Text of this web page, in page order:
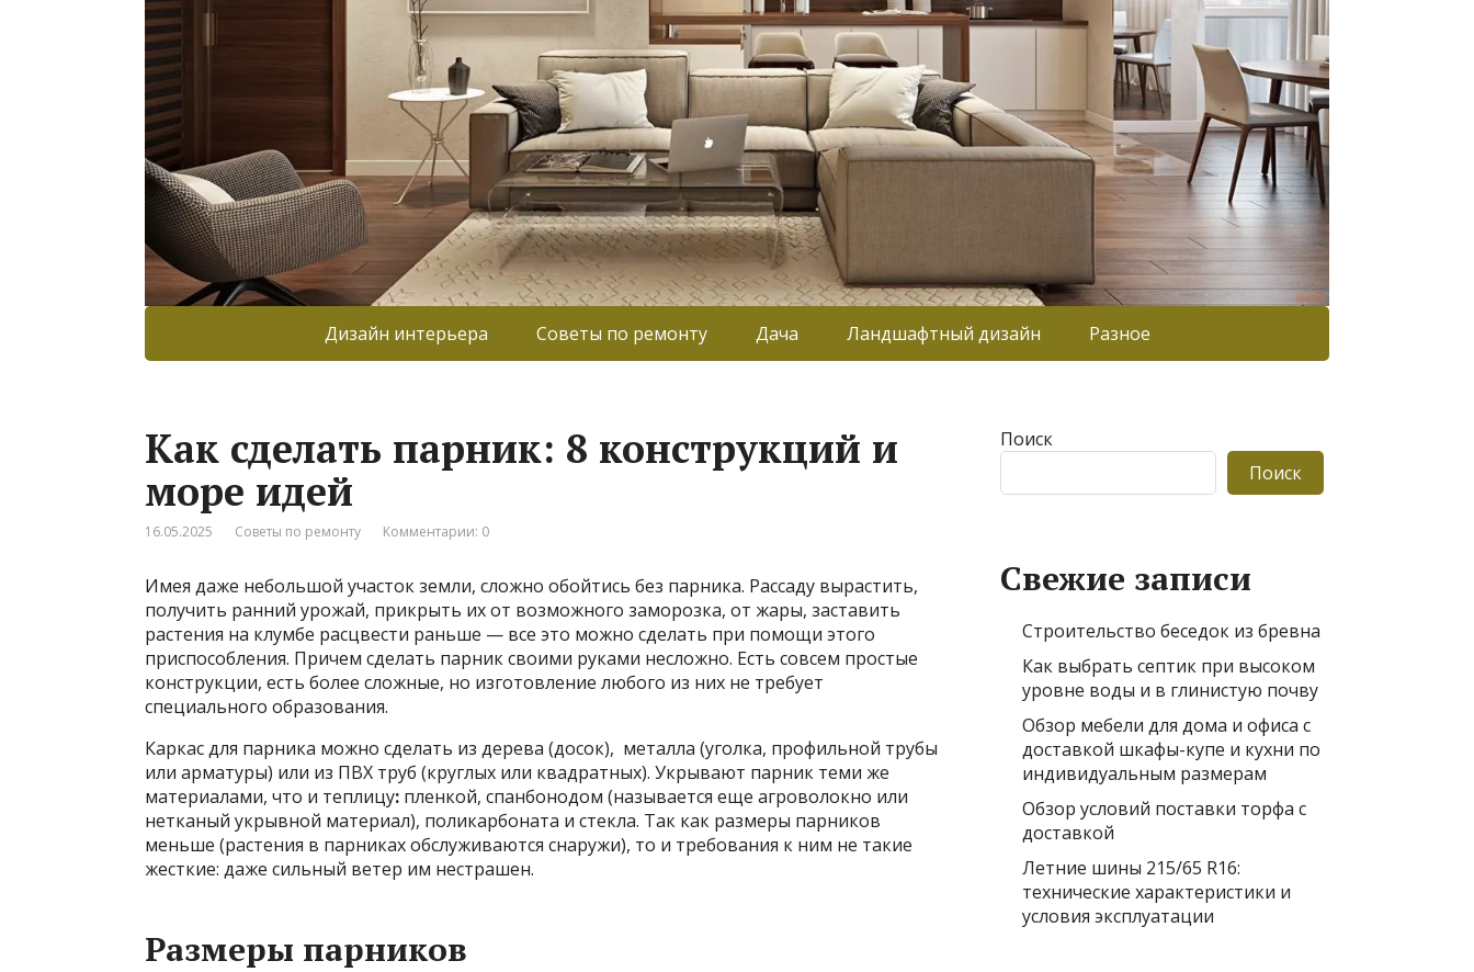
Дизайн интерьера Советы по ремонту Дача Ландшафтный дизайн Разное
Как сделать парник: 8 конструкций и
море идей
16.05.2025 Советы по ремонту Комментарии: 0
Имея даже небольшой участок земли, сложно обойтись без парника. Рассаду вырастить,
получить ранний урожай, прикрыть их от возможного заморозка, от жары, заставить
растения на клумбе расцвести раньше — все это можно сделать при помощи этого
приспособления. Причем сделать парник своими руками несложно. Есть совсем простые
конструкции, есть более сложные, но изготовление любого из них не требует
специального образования.
Каркас для парника можно сделать из дерева (досок), металла (уголка, профильной трубы
или арматуры) или из ПВХ труб (круглых или квадратных). Укрывают парник теми же
материалами, что и теплицу: пленкой, спанбонодом (называется еще агроволокно или
нетканый укрывной материал), поликарбоната и стекла. Так как размеры парников
меньше (растения в парниках обслуживаются снаружи), то и требования к ним не такие
жесткие: даже сильный ветер им нестрашен.
Размеры парников
Поиск
Поиск
Свежие записи
Строительство беседок из бревна
Как выбрать септик при высоком
уровне воды и в глинистую почву
Обзор мебели для дома и офиса с
доставкой шкафы-купе и кухни по
индивидуальным размерам
Обзор условий поставки торфа с
доставкой
Летние шины 215/65 R16:
технические характеристики и
условия эксплуатации